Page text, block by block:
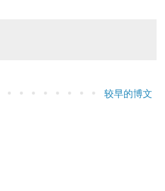
较早的博文